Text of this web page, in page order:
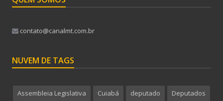
contato@canalmt.com.br
NUVEM DE TAGS
Assembleia Legislativa Cuiabá deputado Deputados